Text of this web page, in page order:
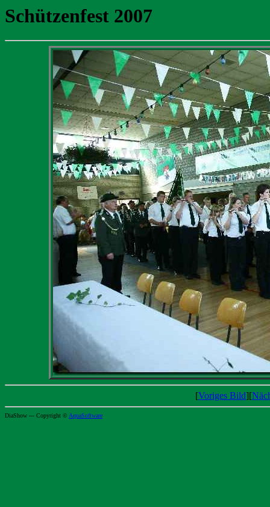
Schützenfest 2007
[Voriges Bild][
DiaShow --- Copyright © AquaSoftware